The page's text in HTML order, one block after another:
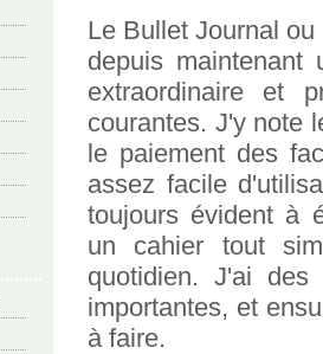
Le Bullet Journal
depuis maintenant
extraordinaire et
courantes. J'y note
le paiement des
assez facile
toujours évident à
un cahier tout
quotidien. J'ai
importantes, et
à faire.